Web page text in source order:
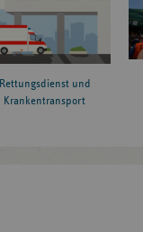
Rettungsdienst und
Krankentransport